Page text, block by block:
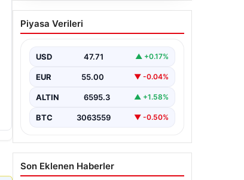
Fed faizi sabit tuttu
Piyasa Verileri
USD 47.71 ▲ +0.17%
EUR 55.00 ▼ -0.04%
ALTIN 6595.3 ▲ +1.58%
BTC 3063559 ▼ -0.50%
Son Eklenen Haberler